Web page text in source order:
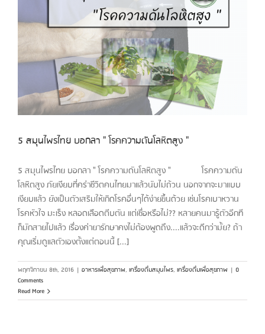
5 สมุนไพรไทย บอกลา " โรคความดันโลหิตสูง "
5 สมุนไพรไทย บอกลา " โรคความดันโลหิตสูง " โรคความดัน
โลหิตสูง ภัยเงียบที่คร่าชีวิตคนไทยมาแล้วนับไม่ถ้วน นอกจากจะมาแบบ
เงียบแล้ว ยังเป็นตัวเสริมให้เกิดโรคอื่นๆได้ง่ายขึ้นด้วย เช่นโรคเบาหวาน
โรคหัวใจ มะเร็ง หลอดเลือดตีบตัน แต่เชื่อหรือไม่?? หลายคนมารู้ตัวอีกที
ก็มักสายไปแล้ว เรื่องค่ายารักษาคงไม่ต้องพูดถึง....แล้วจะดีกว่ามั้ย? ถ้า
คุณเริ่มดูแลตัวเองตั้งแต่ตอนนี้ [...]
พฤศจิกายน 8th, 2016 | อาหารเพื่อสุขภาพ, เครื่องดื่มสมุนไพร, เครื่องดื่มเพื่อสุขภาพ | 0
Comments
Read More